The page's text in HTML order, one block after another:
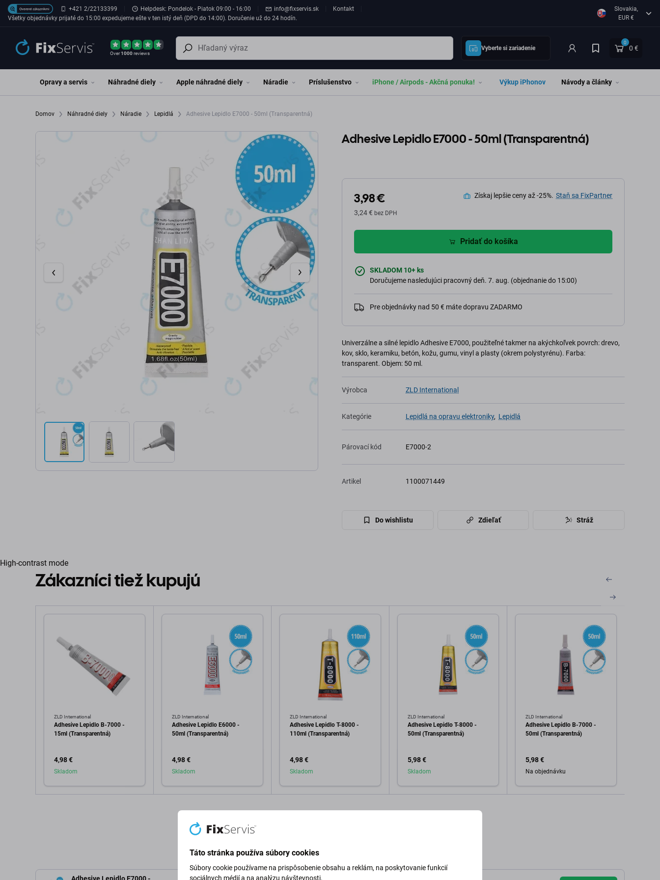
Preskočiť na hlavný obsah+421 2/22133399 Helpdesk: Pondelok - Piatok 09:00 - 16:00 info@fixservis.sk
Kontakt
Všetky objednávky prijaté do 15:00 expedujeme ešte v ten istý deň (DPD do 14:00). Doručenie už do 24 hodín.
Slovakia,
EUR €
Over1000reviews
Vyberte si zariadenie
0
0 €
Opravy a servis Náhradné diely Apple náhradné diely Náradie Príslušenstvo iPhone / Airpods - Akčná ponuka! Výkup iPhonov Návody a články
Domov Náhradné diely Náradie Lepidlá Adhesive Lepidlo E7000 - 50ml (Transparentná)
Adhesive Lepidlo E7000 - 50ml (Transparentná)
3,98 €
3,24 € bez DPH
Získaj lepšie ceny až -25%. Staň sa FixPartner
Pridať do košíka
SKLADOM 10+ ks
Doručujeme nasledujúci pracovný deň. 7. aug. (objednanie do 15:00)
Pre objednávky nad 50 € máte dopravu ZADARMO
Univerzálne a silné lepidlo Adhesive E7000, použiteľné takmer na akýchkoľvek povrch: drevo,
kov, sklo, keramiku, betón, kožu, gumu, vinyl a plasty (okrem polystyrénu). Farba:
transparent. Objem: 50 ml.
Výrobca ZLD International
Kategórie Lepidlá na opravu elektroniky, Lepidlá
Párovací kód E7000-2
Artikel 1100071449
Do wishlistu Zdieľať Stráž
High-contrast mode
Zákazníci tiež kupujú
ZLD International
Adhesive Lepidlo B-7000 -
15ml (Transparentná)
4,98 €
Skladom
ZLD International
Adhesive Lepidlo E6000 -
50ml (Transparentná)
4,98 €
Skladom
ZLD International
Adhesive Lepidlo T-8000 -
110ml (Transparentná)
4,98 €
Skladom
ZLD International
Adhesive Lepidlo T-8000 -
50ml (Transparentná)
5,98 €
Skladom
ZLD International
Adhesive Lepidlo B-7000 -
50ml (Transparentná)
5,98 €
Na objednávku
Táto stránka používa súbory cookies
Súbory cookie používame na prispôsobenie obsahu a reklám, na poskytovanie funkcií
sociálnych médií a na analýzu návštevnosti.